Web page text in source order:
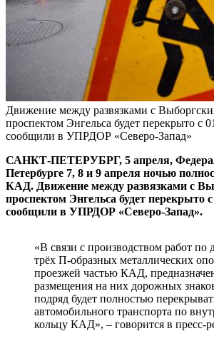
Движение между развязками с
проспектом Энгельса будет перекрыто с
сообщили в УПРДОР «Северо-Запад»
САНКТ-ПЕТЕРУБРГ, 5 апреля,
Петербурге 7, 8 и 9 апреля ночью
КАД. Движение между развязками с
проспектом Энгельса будет перекрыто
сообщили в УПРДОР «Северо-Запад».
«В связи с производством работ по
трёх П-образных металлических
проезжей частью КАД,
размещения на них дорожных
подряд будет полностью
автомобильного транспорта по
кольцу КАД», – говорится в пресс-